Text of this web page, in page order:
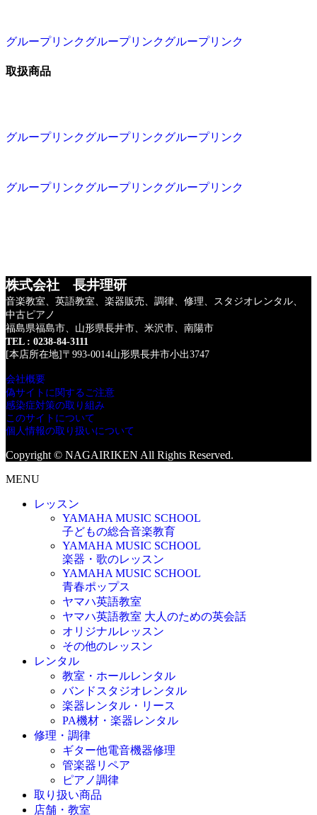
グループリンクグループリンクグループリンク
取扱商品
グループリンクグループリンクグループリンク
グループリンクグループリンクグループリンク
株式会社 長井理研
音楽教室、英語教室、楽器販売、調律、修理、
スタジオレンタル、
中古ピアノ
福島県福島市、山形県長井市、米沢市、南陽市
TEL : 0238-84-3111
[本店所在地]〒993-0014山形県長井市小出3747
会社概要
偽サイトに関するご注意
感染症対策の取り組み
このサイトについて
個人情報の取り扱いについて
Copyright © NAGAIRIKEN All Rights Reserved.
MENU
レッスン
YAMAHA MUSIC SCHOOL
子どもの総合音楽教育
YAMAHA MUSIC SCHOOL
楽器・歌のレッスン
YAMAHA MUSIC SCHOOL
青春ポップス
ヤマハ英語教室
ヤマハ英語教室 大人のための英会話
オリジナルレッスン
その他のレッスン
レンタル
教室・ホールレンタル
バンドスタジオレンタル
楽器レンタル・リース
PA機材・楽器レンタル
修理・調律
ギター他電音機器修理
管楽器リペア
ピアノ調律
取り扱い商品
店舗・教室